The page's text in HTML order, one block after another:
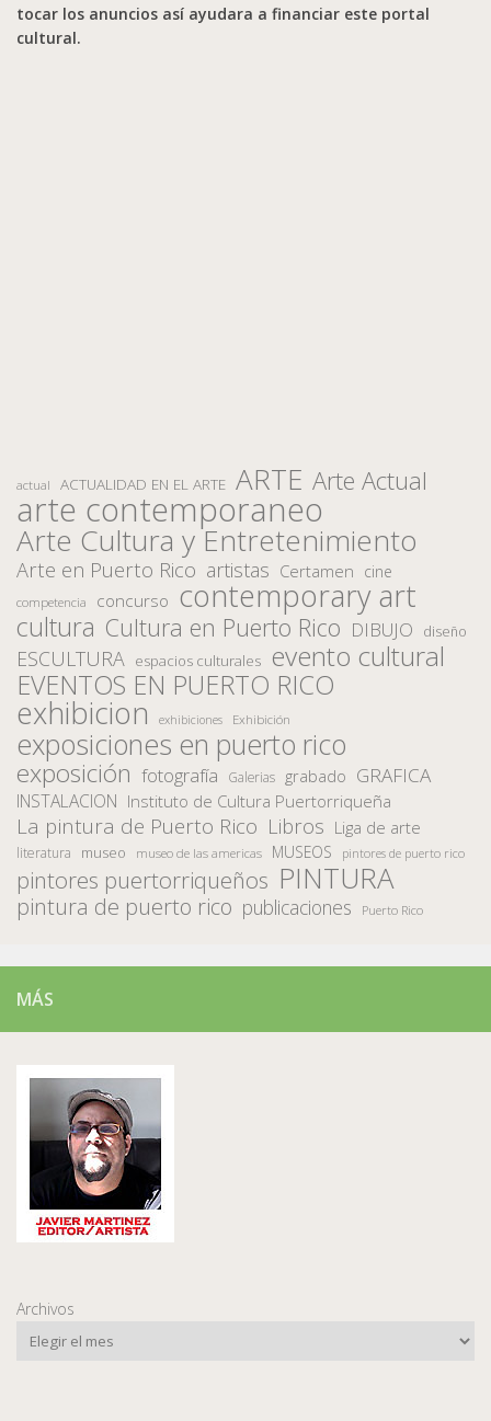
tocar los anuncios así ayudara a financiar este portal
cultural.
actual ACTUALIDAD EN EL ARTE ARTE Arte Actual
arte contemporaneo
Arte Cultura y Entretenimiento
Arte en Puerto Rico artistas Certamen cine
competencia concurso contemporary art
cultura Cultura en Puerto Rico DIBUJO diseño
ESCULTURA espacios culturales evento cultural
EVENTOS EN PUERTO RICO
exhibicion exhibiciones Exhibición
exposiciones en puerto rico
exposición fotografía Galerias grabado GRAFICA
INSTALACION Instituto de Cultura Puertorriqueña
La pintura de Puerto Rico Libros Liga de arte
literatura museo museo de las americas MUSEOS pintores de puerto rico
pintores puertorriqueños PINTURA
pintura de puerto rico publicaciones Puerto Rico
MÁS
Archivos